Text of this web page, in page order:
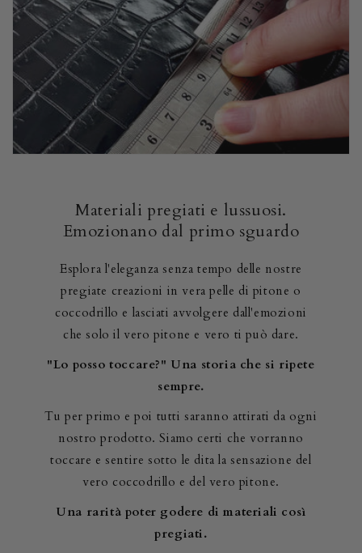
Materiali pregiati e lussuosi.
Emozionano dal primo sguardo
Esplora l'eleganza senza tempo delle nostre
pregiate creazioni in vera pelle di pitone o
coccodrillo e lasciati avvolgere dall'emozioni
che solo il vero pitone e vero ti può dare.
"Lo posso toccare?" Una storia che si ripete
sempre.
Tu per primo e poi tutti saranno attirati da ogni
nostro prodotto. Siamo certi che vorranno
toccare e sentire sotto le dita la sensazione del
vero coccodrillo e del vero pitone.
Una rarità poter godere di materiali così
pregiati.